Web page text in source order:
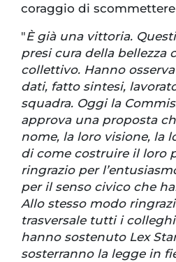
coraggio di scommettere
"È già una vittoria.
presi cura della bellezza
collettivo. Hanno
dati, fatto sintesi,
squadra. Oggi la
approva una proposta
nome, la loro visione, la
di come costruire il loro
ringrazio per
per il senso civico che
Allo stesso modo
trasversale tutti i
hanno sostenuto Lex
sosterranno la legge in